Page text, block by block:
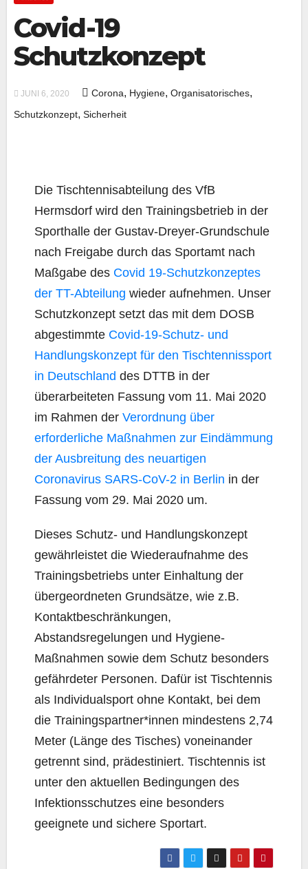
Covid-19
Schutzkonzept
JUNI 6, 2020 Corona, Hygiene, Organisatorisches,
Schutzkonzept, Sicherheit
Die Tischtennisabteilung des VfB
Hermsdorf wird den Trainingsbetrieb in der
Sporthalle der Gustav-Dreyer-Grundschule
nach Freigabe durch das Sportamt nach
Maßgabe des Covid 19-Schutzkonzeptes
der TT-Abteilung wieder aufnehmen. Unser
Schutzkonzept setzt das mit dem DOSB
abgestimmte Covid-19-Schutz- und
Handlungskonzept für den Tischtennissport
in Deutschland des DTTB in der
überarbeiteten Fassung vom 11. Mai 2020
im Rahmen der Verordnung über
erforderliche Maßnahmen zur Eindämmung
der Ausbreitung des neuartigen
Coronavirus SARS-CoV-2 in Berlin in der
Fassung vom 29. Mai 2020 um.
Dieses Schutz- und Handlungskonzept
gewährleistet die Wiederaufnahme des
Trainingsbetriebs unter Einhaltung der
übergeordneten Grundsätze, wie z.B.
Kontaktbeschränkungen,
Abstandsregelungen und Hygiene-
Maßnahmen sowie dem Schutz besonders
gefährdeter Personen. Dafür ist Tischtennis
als Individualsport ohne Kontakt, bei dem
die Trainingspartner*innen mindestens 2,74
Meter (Länge des Tisches) voneinander
getrennt sind, prädestiniert. Tischtennis ist
unter den aktuellen Bedingungen des
Infektionsschutzes eine besonders
geeignete und sichere Sportart.